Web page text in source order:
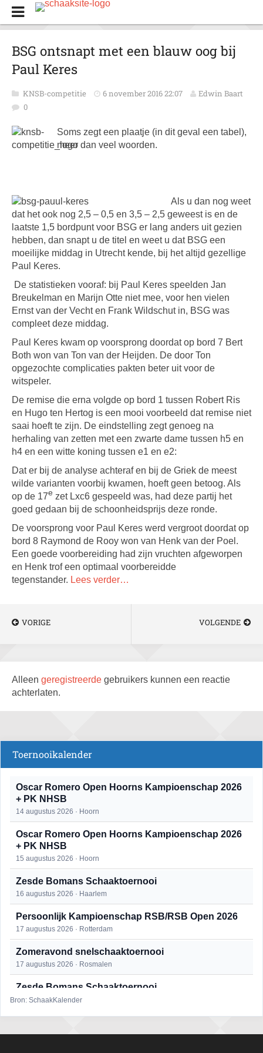
BSG ontsnapt met een blauw oog bij
Paul Keres
KNSB-competitie 6 november 2016 22:07
Edwin Baart
0
Soms zegt een plaatje (in dit geval een tabel),
meer dan veel woorden.
Als u dan nog weet
dat het ook nog 2,5 – 0,5 en 3,5 – 2,5 geweest is en de
laatste 1,5 bordpunt voor BSG er lang anders uit gezien
hebben, dan snapt u de titel en weet u dat BSG een
moeilijke middag in Utrecht kende, bij het altijd gezellige
Paul Keres.
De statistieken vooraf: bij Paul Keres speelden Jan
Breukelman en Marijn Otte niet mee, voor hen vielen
Ernst van der Vecht en Frank Wildschut in, BSG was
compleet deze middag.
Paul Keres kwam op voorsprong doordat op bord 7 Bert
Both won van Ton van der Heijden. De door Ton
opgezochte complicaties pakten beter uit voor de
witspeler.
De remise die erna volgde op bord 1 tussen Robert Ris
en Hugo ten Hertog is een mooi voorbeeld dat remise niet
saai hoeft te zijn. De eindstelling zegt genoeg na
herhaling van zetten met een zwarte dame tussen h5 en
h4 en een witte koning tussen e1 en e2:
Dat er bij de analyse achteraf en bij de Griek de meest
wilde varianten voorbij kwamen, hoeft geen betoog. Als
op de 17e zet Lxc6 gespeeld was, had deze partij het
goed gedaan bij de schoonheidsprijs deze ronde.
De voorsprong voor Paul Keres werd vergroot doordat op
bord 8 Raymond de Rooy won van Henk van der Poel.
Een goede voorbereiding had zijn vruchten afgeworpen
en Henk trof een optimaal voorbereidde
tegenstander. Lees verder…
VORIGE VOLGENDE
Alleen geregistreerde gebruikers kunnen een reactie
achterlaten.
Toernooikalender
Oscar Romero Open Hoorns Kampioenschap 2026
+ PK NHSB
14 augustus 2026 · Hoorn
Oscar Romero Open Hoorns Kampioenschap 2026
+ PK NHSB
15 augustus 2026 · Hoorn
Zesde Bomans Schaaktoernooi
16 augustus 2026 · Haarlem
Persoonlijk Kampioenschap RSB/RSB Open 2026
17 augustus 2026 · Rotterdam
Zomeravond snelschaaktoernooi
17 augustus 2026 · Rosmalen
Zesde Bomans Schaaktoernooi
17 augustus 2026 · Haarlem
18 augustus 2026 · Rosmalen
Bron: SchaakKalender